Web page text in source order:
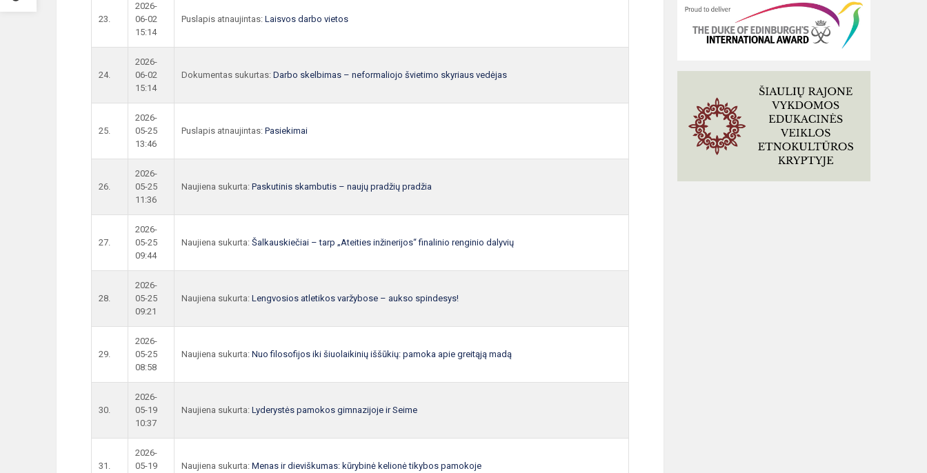
23.
2026-
06-02
15:14
Puslapis atnaujintas: Laisvos darbo vietos
24.
2026-
06-02
15:14
Dokumentas sukurtas: Darbo skelbimas – neformaliojo švietimo skyriaus vedėjas
25.
2026-
05-25
13:46
Puslapis atnaujintas: Pasiekimai
26.
2026-
05-25
11:36
Naujiena sukurta: Paskutinis skambutis – naujų pradžių pradžia
27.
2026-
05-25
09:44
Naujiena sukurta: Šalkauskiečiai – tarp „Ateities inžinerijos“ finalinio renginio dalyvių
28.
2026-
05-25
09:21
Naujiena sukurta: Lengvosios atletikos varžybose – aukso spindesys!
29.
2026-
05-25
08:58
Naujiena sukurta: Nuo filosofijos iki šiuolaikinių iššūkių: pamoka apie greitąją madą
30.
2026-
05-19
10:37
Naujiena sukurta: Lyderystės pamokos gimnazijoje ir Seime
31.
2026-
05-19
Naujiena sukurta: Menas ir dieviškumas: kūrybinė kelionė tikybos pamokoje